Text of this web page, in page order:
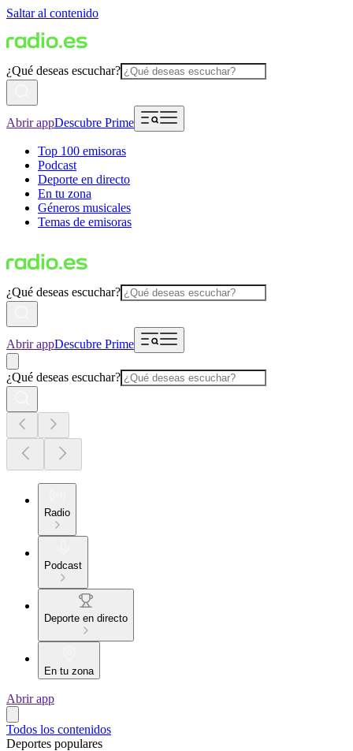
Saltar al contenido
¿Qué deseas escuchar?
Abrir appDescubre Prime
Top 100 emisoras
Podcast
Deporte en directo
En tu zona
Géneros musicales
Temas de emisoras
¿Qué deseas escuchar?
Abrir appDescubre Prime
¿Qué deseas escuchar?
Radio
Podcast
Deporte en directo
En tu zona
Abrir app
Todos los contenidos
Deportes populares